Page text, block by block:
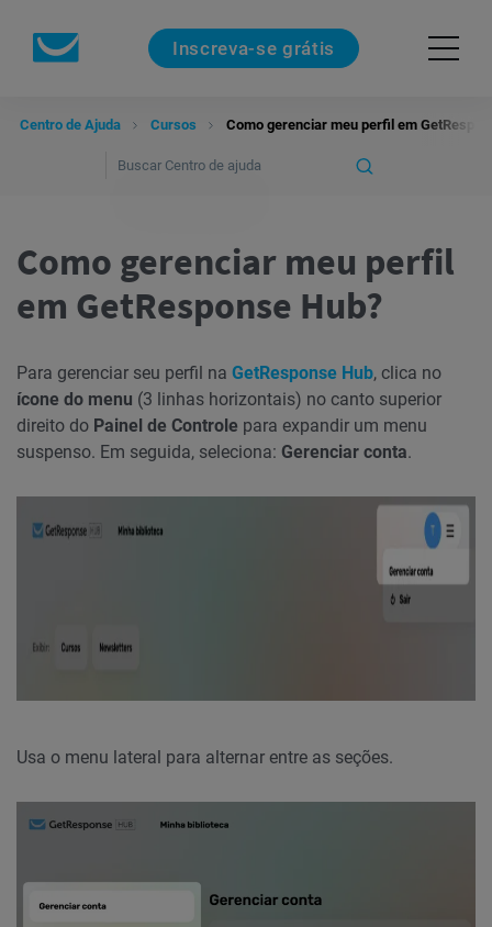
Inscreva-se grátis
Centro de Ajuda Cursos Como gerenciar meu perfil em
Como gerenciar meu perfil
em GetResponse Hub?
Para gerenciar seu perfil na GetResponse Hub, clica no
ícone do menu (3 linhas horizontais) no canto superior
direito do Painel de Controle para expandir um menu
suspenso. Em seguida, seleciona: Gerenciar conta.
Usa o menu lateral para alternar entre as seções.